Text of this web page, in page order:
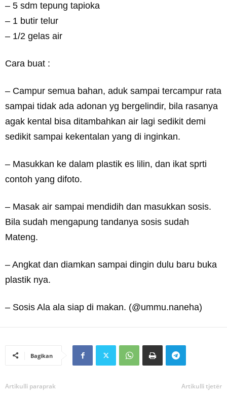
– 5 sdm tepung tapioka
– 1 butir telur
– 1/2 gelas air
Cara buat :
– Campur semua bahan, aduk sampai tercampur rata
sampai tidak ada adonan yg bergelindir, bila rasanya
agak kental bisa ditambahkan air lagi sedikit demi
sedikit sampai kekentalan yang di inginkan.
– Masukkan ke dalam plastik es lilin, dan ikat sprti
contoh yang difoto.
– Masak air sampai mendidih dan masukkan sosis.
Bila sudah mengapung tandanya sosis sudah
Mateng.
– Angkat dan diamkan sampai dingin dulu baru buka
plastik nya.
– Sosis Ala ala siap di makan. (@ummu.naneha)
Bagikan
Artikulli paraprak Artikulli tjetër